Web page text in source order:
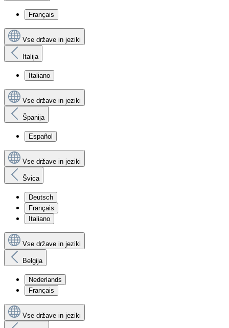
Français
Vse države in jeziki
Italija
Italiano
Vse države in jeziki
Španija
Español
Vse države in jeziki
Švica
Deutsch
Français
Italiano
Vse države in jeziki
Belgija
Nederlands
Français
Vse države in jeziki